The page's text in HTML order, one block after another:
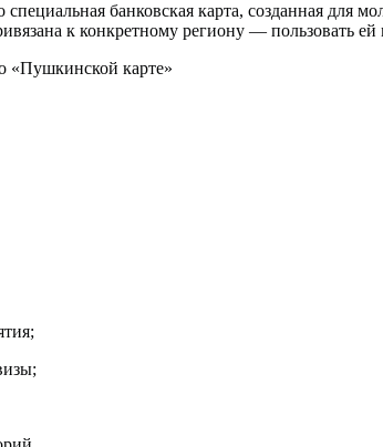
банковская карта, созданная для
к конкретному региону — пользовать
«Пушкинской карте»